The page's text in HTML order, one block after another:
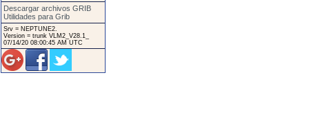
Descargar archivos GRIB
Utilidades para Grib
Srv = NEPTUNE2.
Version = trunk VLM2_V28.1_
07/14/20 08:00:45 AM UTC